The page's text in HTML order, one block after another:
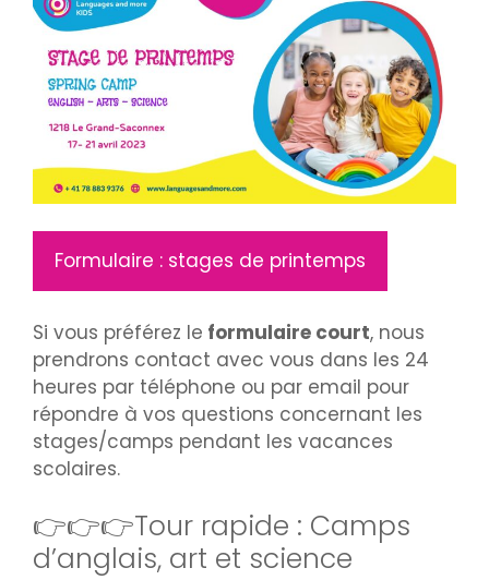
Formulaire : stages de printemps
Si vous préférez le formulaire court, nous
prendrons contact avec vous dans les 24
heures par téléphone ou par email pour
répondre à vos questions concernant les
stages/camps pendant les vacances
scolaires.
👉👉👉Tour rapide : Camps
d’anglais, art et science